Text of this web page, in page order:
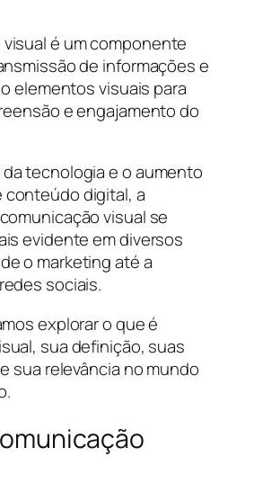
é um componente
de informações e
elementos visuais para
e engajamento do
tecnologia e o aumento
digital, a
visual se
evidente em diversos
o marketing até a
sociais.
explorar o que é
sua definição, suas
sua relevância no mundo